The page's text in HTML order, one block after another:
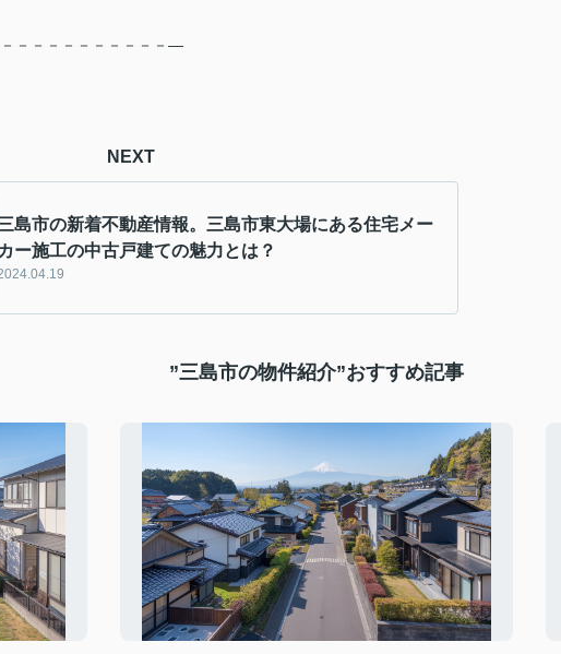
－－－－－－－－－－―
NEXT
島市の新着不動産情報。三島市東大場にある住宅メー
カー施工の中古戸建ての魅力とは？
”三島市の物件紹介”おすすめ記事